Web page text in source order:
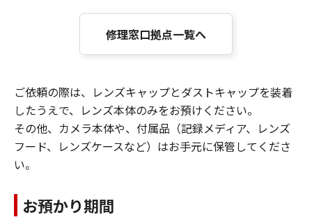
修理窓口拠点一覧へ
ご依頼の際は、レンズキャップとダストキャップを装着
したうえで、レンズ本体のみをお預けください。
その他、カメラ本体や、付属品（記録メディア、レンズ
フード、レンズケースなど）はお手元に保管してくださ
い。
お預かり期間